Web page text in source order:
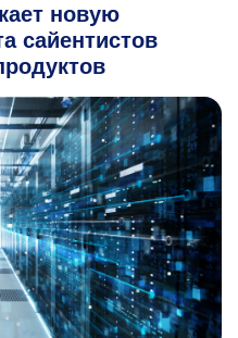
новую
сайентистов